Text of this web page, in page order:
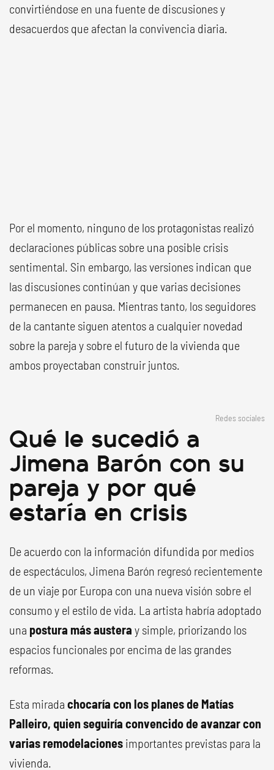
convirtiéndose en una fuente de discusiones y
desacuerdos que afectan la convivencia diaria.
Por el momento, ninguno de los protagonistas realizó
declaraciones públicas sobre una posible crisis
sentimental. Sin embargo, las versiones indican que
las discusiones continúan y que varias decisiones
permanecen en pausa. Mientras tanto, los seguidores
de la cantante siguen atentos a cualquier novedad
sobre la pareja y sobre el futuro de la vivienda que
ambos proyectaban construir juntos.
Redes sociales
Qué le sucedió a
Jimena Barón con su
pareja y por qué
estaría en crisis
De acuerdo con la información difundida por medios
de espectáculos, Jimena Barón regresó recientemente
de un viaje por Europa con una nueva visión sobre el
consumo y el estilo de vida. La artista habría adoptado
una postura más austera y simple, priorizando los
espacios funcionales por encima de las grandes
reformas.
Esta mirada chocaría con los planes de Matías
Palleiro, quien seguiría convencido de avanzar con
varias remodelaciones importantes previstas para la
vivienda.